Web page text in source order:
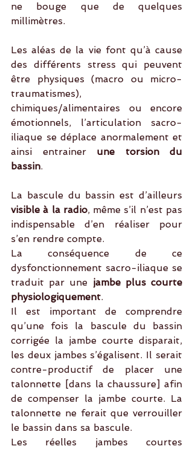
ne bouge que de quelques
millimètres.
Les aléas de la vie font qu’à cause
des différents stress qui peuvent
être physiques (macro ou micro-
traumatismes),
chimiques/alimentaires ou encore
émotionnels, l’articulation sacro-
iliaque se déplace anormalement et
ainsi entrainer une torsion du
bassin.
visible à la radio, même s’il n’est pas
indispensable d’en réaliser pour
s’en rendre compte.
La conséquence de ce
dysfonctionnement sacro-iliaque se
traduit par une jambe plus courte
physiologiquement.
Il est important de comprendre
qu’une fois la bascule du bassin
corrigée la jambe courte disparait,
les deux jambes s’égalisent. Il serait
contre-productif de placer une
talonnette [dans la chaussure] afin
de compenser la jambe courte. La
talonnette ne ferait que verrouiller
le bassin dans sa bascule.
Les réelles jambes courtes